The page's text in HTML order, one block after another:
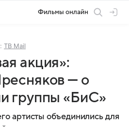
Фильмы онлайн
ТВ Mail
акция»:
— о
группы «БиС»
артисты объединились для